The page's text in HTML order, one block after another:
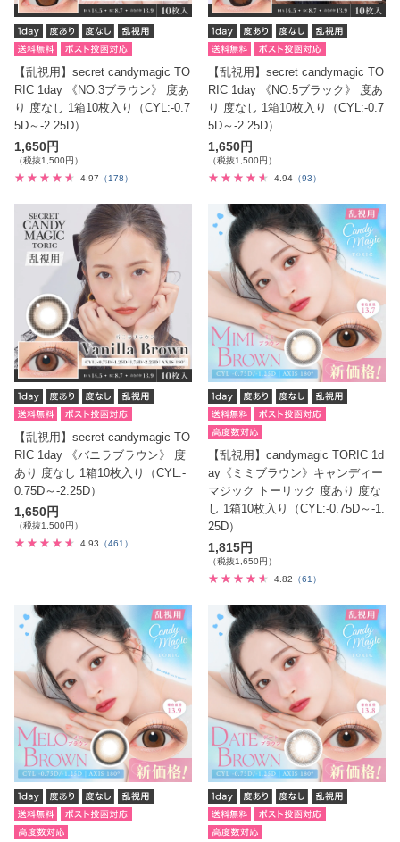
【乱視用】secret candymagic TO
RIC 1day 《NO.3ブラウン》 度あ
り 度なし 1箱10枚入り（CYL:-0.7
5D～-2.25D）
1,650円
（税抜1,500円）
4.97 （178）
【乱視用】secret candymagic TO
RIC 1day 《NO.5ブラック》 度あ
り 度なし 1箱10枚入り（CYL:-0.7
5D～-2.25D）
1,650円
（税抜1,500円）
4.94 （93）
【乱視用】secret candymagic TO
RIC 1day 《バニラブラウン》 度
あり 度なし 1箱10枚入り（CYL:-
0.75D～-2.25D）
1,650円
（税抜1,500円）
4.93 （461）
【乱視用】candymagic TORIC 1d
ay《ミミブラウン》キャンディー
マジック トーリック 度あり 度な
し 1箱10枚入り（CYL:-0.75D～-1.
25D）
1,815円
（税抜1,650円）
4.82
（61）